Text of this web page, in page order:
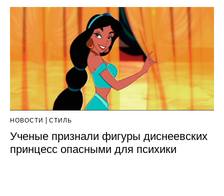
НОВОСТИ СТИЛЬ
Ученые признали фигуры диснеевских
принцесс опасными для психики